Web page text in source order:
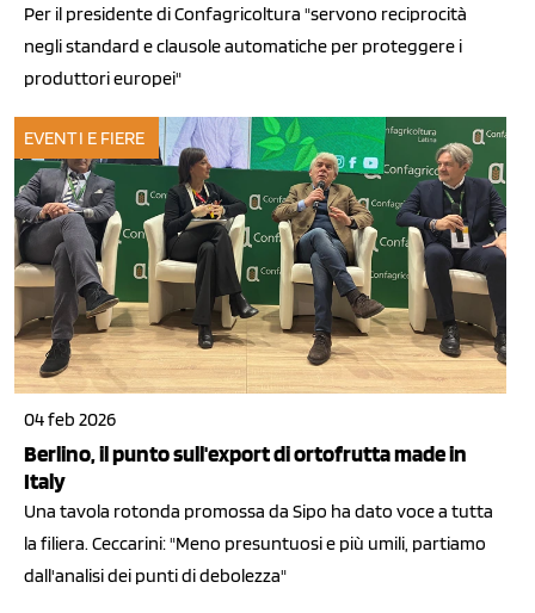
Per il presidente di Confagricoltura "servono reciprocità
negli standard e clausole automatiche per proteggere i
produttori europei"
EVENTI E FIERE
04 feb 2026
Berlino, il punto sull'export di ortofrutta made in
Italy
Una tavola rotonda promossa da Sipo ha dato voce a tutta
la filiera. Ceccarini: "Meno presuntuosi e più umili, partiamo
dall'analisi dei punti di debolezza"